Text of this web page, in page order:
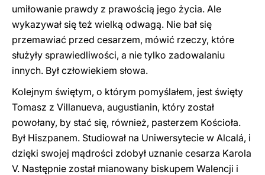
umiłowanie prawdy z prawością jego życia. Ale
wykazywał się też wielką odwagą. Nie bał się
przemawiać przed cesarzem, mówić rzeczy, które
służyły sprawiedliwości, a nie tylko zadowalaniu
innych. Był człowiekiem słowa.
Kolejnym świętym, o którym pomyślałem, jest święty
Tomasz z Villanueva, augustianin, który został
powołany, by stać się, również, pasterzem Kościoła.
Był Hiszpanem. Studiował na Uniwersytecie w Alcalá, i
dzięki swojej mądrości zdobył uznanie cesarza Karola
V. Następnie został mianowany biskupem Walencji i